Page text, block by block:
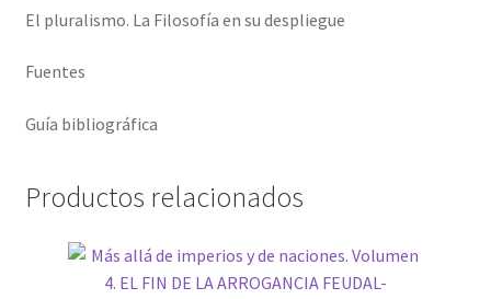
El pluralismo. La Filosofía en su despliegue
Fuentes
Guía bibliográfica
Productos relacionados